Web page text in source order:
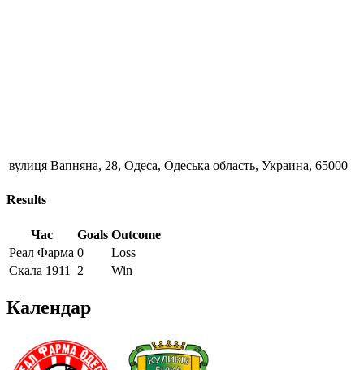
вулиця Вапняна, 28, Одеса, Одеська область, Украина, 65000
Results
Час Goals Outcome
Реал Фарма 0
Loss
Скала 1911
2 Win
Календар